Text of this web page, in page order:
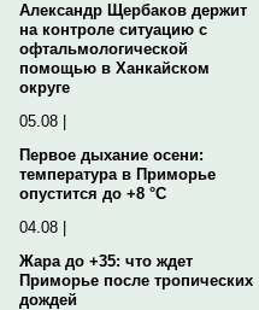
Александр Щербаков держит
на контроле ситуацию с
офтальмологической
помощью в Ханкайском
округе
05.08 |
Первое дыхание осени:
температура в Приморье
опустится до +8 °C
04.08 |
Жара до +35: что ждет
Приморье после тропических
дождей